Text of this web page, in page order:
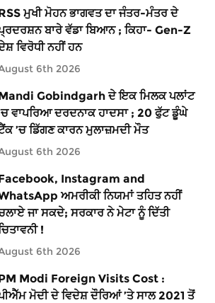
ਮੁਖੀ ਮੋਹਨ ਭਾਗਵਤ ਦਾ ਜੰਤਰ-ਮੰਤਰ ਦੇ
ਬਾਰੇ ਵੱਡਾ ਬਿਆਨ ; ਕਿਹਾ- Gen-Z
ਵਿਰੋਧੀ ਨਹੀਂ ਹਨ
6th 2026
Gobindgarh ਦੇ ਇਕ ਮਿਲਕ ਪਲਾਂਟ
ਵਾਪਰਿਆ ਦਰਦਨਾਕ ਹਾਦਸਾ ; 20 ਫੁੱਟ ਡੂੰਘੇ
’ਚ ਡਿੱਗਣ ਕਾਰਨ ਮੁਲਾਜ਼ਮਦੀ ਮੌਤ
6th 2026
Instagram and
ਅਮਰੀਕੀ ਨਿਯਮਾਂ ਤਹਿਤ ਨਹੀਂ
ਜਾ ਸਕਦੇ; ਸਰਕਾਰ ਨੇ ਮੇਟਾ ਨੂੰ ਦਿੱਤੀ
!
6th 2026
Modi Foreign Visits Cost :
ਮੋਦੀ ਦੇ ਵਿਦੇਸ਼ ਦੌਰਿਆਂ ’ਤੇ ਸਾਲ 2021 ਤੋਂ